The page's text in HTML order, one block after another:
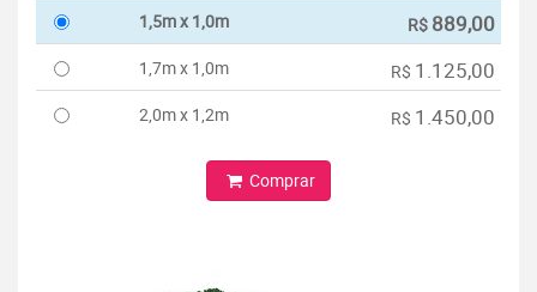
1,5m x 1,0m
R$ 889,00
1,7m x 1,0m R$ 1.125,00
2,0m x 1,2m R$ 1.450,00
Comprar